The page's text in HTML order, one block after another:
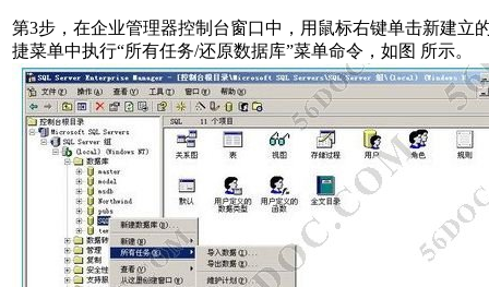
第3步，在企业管理器控制台窗口中，用鼠标右键单击新建立
捷菜单中执行“所有任务/还原数据库”菜单命令，如图 所示。